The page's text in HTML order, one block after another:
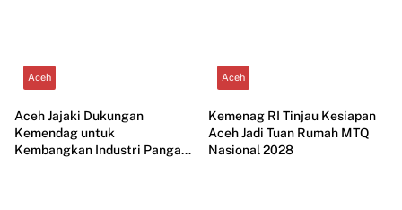
Aceh
Aceh Jajaki Dukungan
Kemendag untuk
Kembangkan Industri Pangan
Aceh
Kemenag RI Tinjau Kesiapan
Aceh Jadi Tuan Rumah MTQ
Nasional 2028